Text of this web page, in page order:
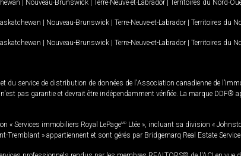
Nouveau-Brunswick Terre-Neuve-et-Labrador Territoires du Nord-
Nouveau-Brunswick Terre-Neuve-et-Labrador Territoires du
Nouveau-Brunswick Terre-Neuve-et-Labrador Territoires du
et du service de distribution de données de l'Association canadienne de
pas garantie et devrait être indépendamment vérifiée. La marque DDF®
« Services immobiliers Royal LePageMD Ltée », incluant sa division «
Tremblant » appartiennent et sont gérés par Bridgemarq Real Estate